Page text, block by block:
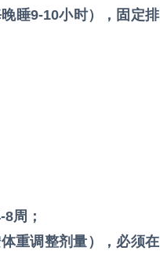
睡9-10小时），固定排
周；
重调整剂量），必须在